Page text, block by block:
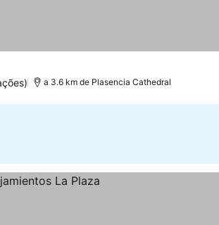
a 3.6 km de Plasencia Cathedral